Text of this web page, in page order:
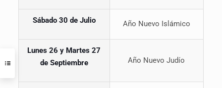
Sábado 30 de Julio Año Nuevo Islámico
Lunes 26 y Martes 27
de Septiembre
Año Nuevo Judío